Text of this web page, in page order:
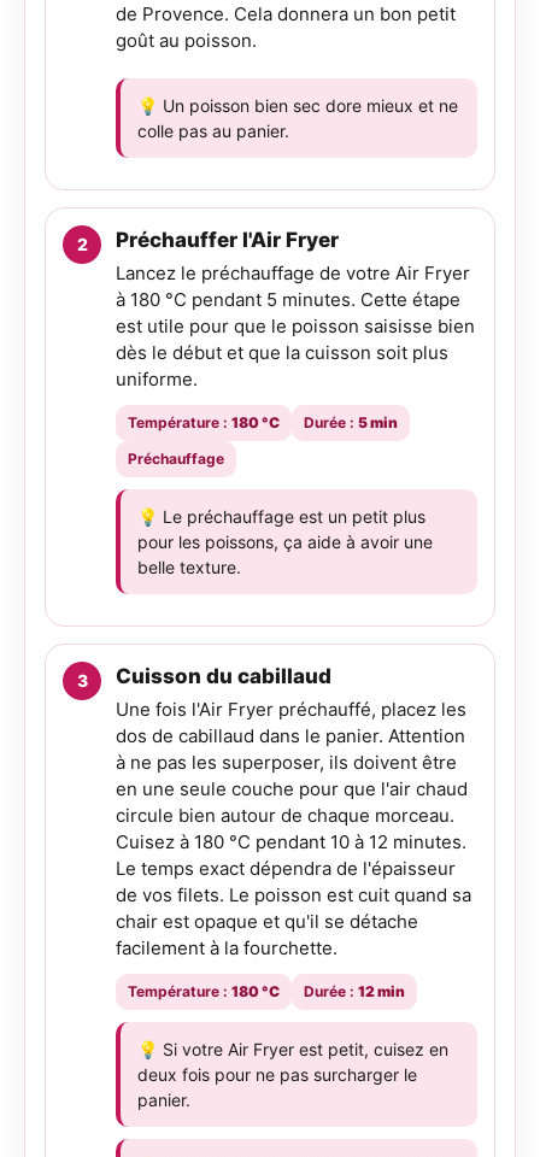
de Provence. Cela donnera un bon petit
goût au poisson.
💡 Un poisson bien sec dore mieux et ne
colle pas au panier.
Préchauffer l'Air Fryer
Lancez le préchauffage de votre Air Fryer
à 180 °C pendant 5 minutes. Cette étape
est utile pour que le poisson saisisse bien
dès le début et que la cuisson soit plus
uniforme.
Température : 180 °C Durée : 5 min
Préchauffage
💡 Le préchauffage est un petit plus
pour les poissons, ça aide à avoir une
belle texture.
Cuisson du cabillaud
Une fois l'Air Fryer préchauffé, placez les
dos de cabillaud dans le panier. Attention
à ne pas les superposer, ils doivent être
en une seule couche pour que l'air chaud
circule bien autour de chaque morceau.
Cuisez à 180 °C pendant 10 à 12 minutes.
Le temps exact dépendra de l'épaisseur
de vos filets. Le poisson est cuit quand sa
chair est opaque et qu'il se détache
facilement à la fourchette.
Température : 180 °C Durée : 12 min
💡 Si votre Air Fryer est petit, cuisez en
deux fois pour ne pas surcharger le
panier.